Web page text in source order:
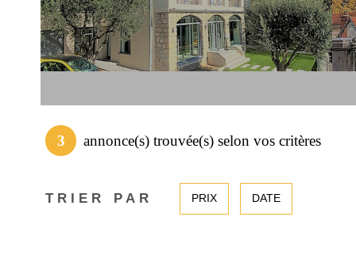
3 annonce(s) trouvée(s) selon vos critères
TRIER PAR PRIX DATE